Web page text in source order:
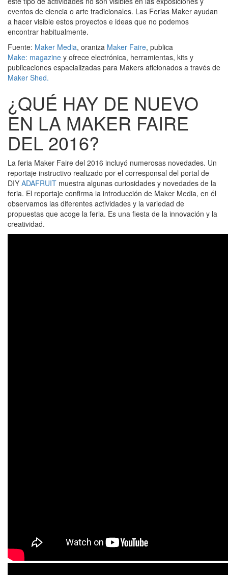
eventos de ciencia o arte tradicionales. Las Ferias Maker ayudan
a hacer visible estos proyectos e ideas que no podemos
encontrar habitualmente.
Fuente: Maker Media, oraniza Maker Faire, publica
Make: magazine y ofrece electrónica, herramientas, kits y
publicaciones espacializadas para Makers aficionados a través de
Maker Shed.
¿QUÉ HAY DE NUEVO
EN LA MAKER FAIRE
DEL 2016?
La feria Maker Faire del 2016 incluyó numerosas novedades. Un
reportaje instructivo realizado por el corresponsal del portal de
DIY ADAFRUIT muestra algunas curiosidades y novedades de la
feria. El reportaje confirma la introducción de Maker Media, en él
observamos las diferentes actividades y la variedad de
propuestas que acoge la feria. Es una fiesta de la innovación y la
creatividad.